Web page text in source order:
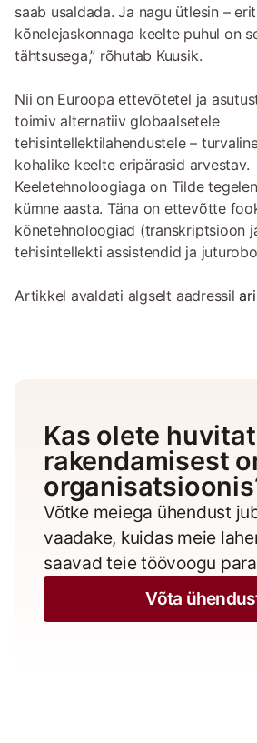
saab usaldada. Ja nagu ütlesin –
kõnelejaskonnaga keelte puhul on
tähtsusega,” rõhutab Kuusik.
Nii on Euroopa ettevõtetel ja
toimiv alternatiiv globaalsetele
tehisintellektilahendustele –
kohalike keelte eripärasid arvestav.
Keeletehnoloogiaga on Tilde
kümne aasta. Täna on ettevõtte
kõnetehnoloogiad (transkriptsioon
tehisintellekti assistendid ja
Artikkel avaldati algselt aadressil
Kas olete
rakendamisest
Võtke meiega ühendust
vaadake, kuidas meie
saavad teie töövoogu
Võta